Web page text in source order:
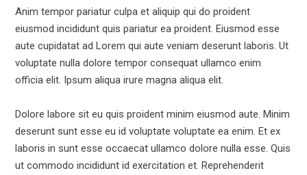
Anim tempor pariatur culpa et aliquip qui do proident
eiusmod incididunt quis pariatur ea proident. Eiusmod esse
aute cupidatat ad Lorem qui aute veniam deserunt laboris. Ut
voluptate nulla dolore tempor consequat ullamco enim
officia elit. Ipsum aliqua irure magna aliqua elit.
Dolore labore sit eu quis proident minim eiusmod aute. Minim
deserunt sunt esse eu id voluptate voluptate ea enim. Et ex
laboris in sunt esse occaecat ullamco dolore nulla esse. Quis
ut commodo incididunt id exercitation et. Reprehenderit